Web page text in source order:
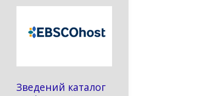
Зведений каталог